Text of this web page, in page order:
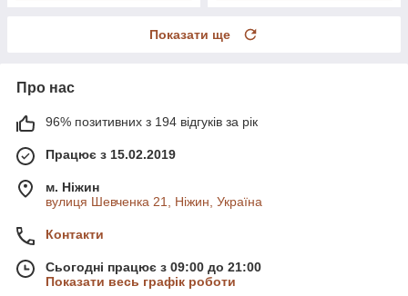
Показати ще
Про нас
96% позитивних з 194 відгуків за рік
Працює з 15.02.2019
м. Ніжин
вулиця Шевченка 21, Ніжин, Україна
Контакти
Сьогодні працює з 09:00 до 21:00
Показати весь графік роботи